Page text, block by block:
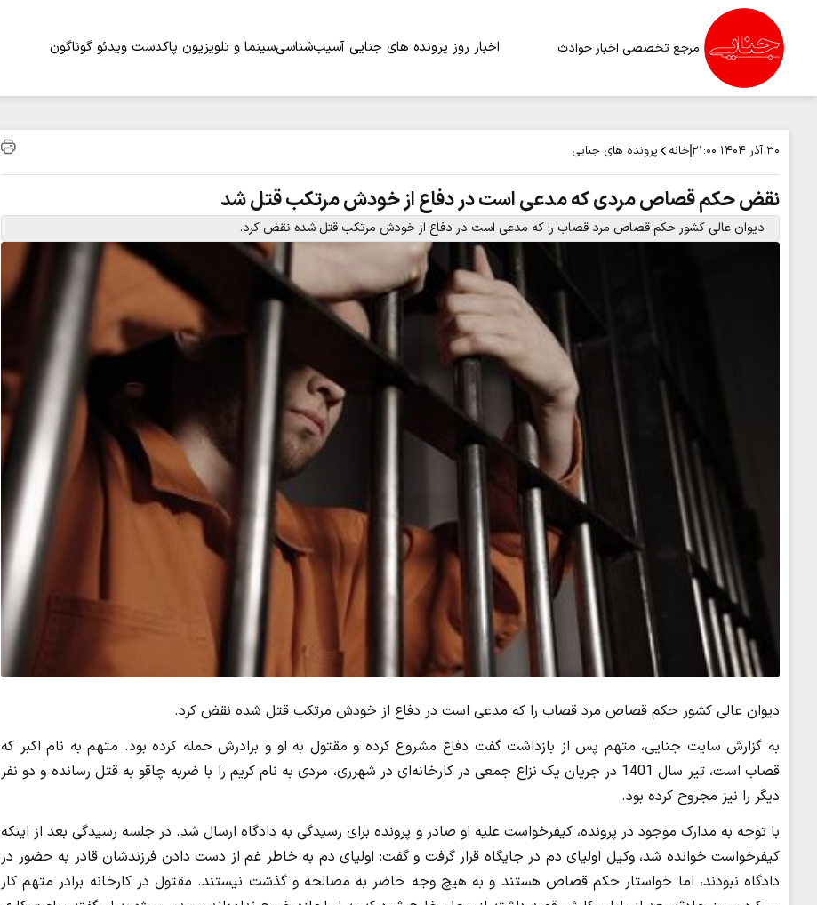
مرجع تخصصی اخبار حوادث اخبار روز پرونده های جنایی آسیب‌شناسیسینما و تلویزیون پاکدست ویدئو گوناگون
۳۰ آذر ۱۴۰۴ ۲۱:۰۰ خانه پرونده های جنایی
نقض حکم قصاص مردی که مدعی است در دفاع از خودش مرتکب قتل شد
دیوان عالی کشور حکم قصاص مرد قصاب را که مدعی است در دفاع از خودش مرتکب قتل شده نقض کرد.
دیوان عالی کشور حکم قصاص مرد قصاب را که مدعی است در دفاع از خودش مرتکب قتل شده نقض کرد.
به گزارش سایت جنایی، متهم پس از بازداشت گفت دفاع مشروع کرده و مقتول به او و برادرش حمله کرده بود. متهم به نام اکبر که
قصاب است، تیر سال 1401 در جریان یک نزاع جمعی در کارخانه‌ای در شهرری، مردی به نام کریم را با ضربه چاقو به قتل رسانده و دو نفر
دیگر را نیز مجروح کرده بود.
با توجه به مدارک موجود در پرونده، کیفرخواست علیه او صادر و پرونده برای رسیدگی به دادگاه ارسال شد. در جلسه رسیدگی بعد از اینکه
کیفرخواست خوانده شد، وکیل اولیای دم در جایگاه قرار گرفت و گفت: اولیای دم به‌ خاطر غم از دست دادن فرزندشان قادر به حضور در
دادگاه نبودند، اما خواستار حکم قصاص هستند و به هیچ وجه حاضر به مصالحه و گذشت نیستند. مقتول در کارخانه برادر متهم کار